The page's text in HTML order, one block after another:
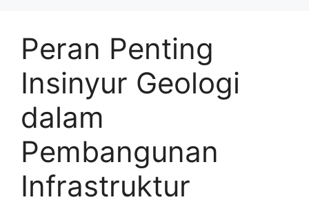
Peran Penting
Insinyur Geologi
dalam
Pembangunan
Infrastruktur